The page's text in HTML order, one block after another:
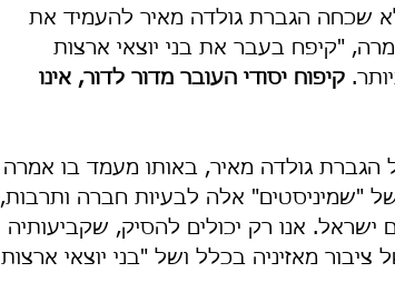
לא שכחה הגברת גולדה מאיר להעמיד את
"קיפח בעבר את בני יוצאי ארצות
קיפוח יסודי העובר מדור לדור, אינו
הגברת גולדה מאיר, באותו מעמד בו אמרה
"שמיניסטים" אלה לבעיות חברה ותרבות,
אנו רק יכולים להסיק, שקביעותיה
מאזיניה בכלל ושל "בני יוצאי ארצות